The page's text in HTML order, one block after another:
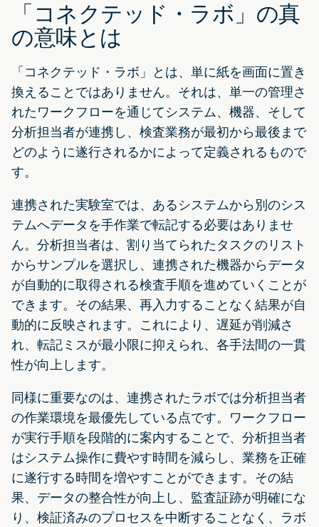
「コネクテッド・ラボ」の真
の意味とは
「コネクテッド・ラボ」とは、単に紙を画面に置き
換えることではありません。それは、単一の管理さ
れたワークフローを通じてシステム、機器、そして
分析担当者が連携し、検査業務が最初から最後まで
どのように遂行されるかによって定義されるもので
す。
連携された実験室では、あるシステムから別のシス
テムへデータを手作業で転記する必要はありませ
ん。分析担当者は、割り当てられたタスクのリスト
からサンプルを選択し、連携された機器からデータ
が自動的に取得される検査手順を進めていくことが
できます。その結果、再入力することなく結果が自
動的に反映されます。これにより、遅延が削減さ
れ、転記ミスが最小限に抑えられ、各手法間の一貫
性が向上します。
同様に重要なのは、連携されたラボでは分析担当者
の作業環境を最優先している点です。ワークフロー
が実行手順を段階的に案内することで、分析担当者
はシステム操作に費やす時間を減らし、業務を正確
に遂行する時間を増やすことができます。その結
果、データの整合性が向上し、監査証跡が明確にな
り、検証済みのプロセスを中断することなく、ラボ